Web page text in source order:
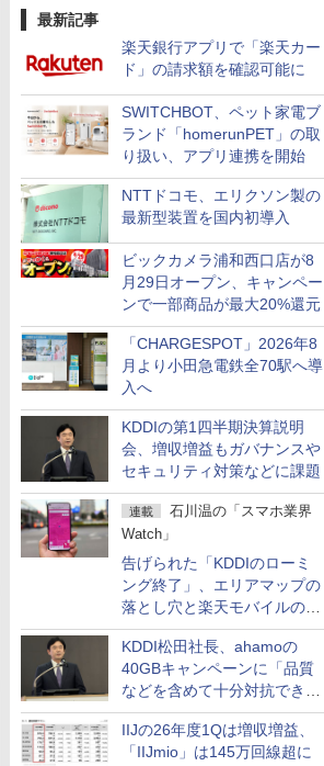
最新記事
楽天銀行アプリで「楽天カー
ド」の請求額を確認可能に
SWITCHBOT、ペット家電ブ
ランド「homerunPET」の取
り扱い、アプリ連携を開始
NTTドコモ、エリクソン製の
最新型装置を国内初導入
ビックカメラ浦和西口店が8
月29日オープン、キャンペー
ンで一部商品が最大20%還元
「CHARGESPOT」2026年8
月より小田急電鉄全70駅へ導
入へ
KDDIの第1四半期決算説明
会、増収増益もガバナンスや
セキュリティ対策などに課題
連載
石川温の「スマホ業界
Watch」
告げられた「KDDIのローミ
ング終了」、エリアマップの
落とし穴と楽天モバイルの課
題
KDDI松田社長、ahamoの
40GBキャンペーンに「品質
などを含めて十分対抗でき
る」
IIJの26年度1Qは増収増益、
「IIJmio」は145万回線超に